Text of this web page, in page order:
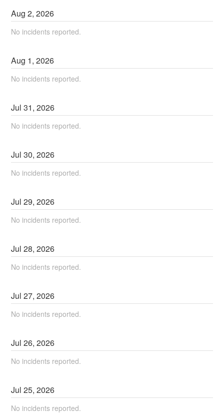
Aug2,2026
No incidents reported.
Aug 1,2026
No incidents reported.
Jul31,2026
No incidents reported.
Jul30,2026
No incidents reported.
Jul29,2026
No incidents reported.
Jul28,2026
No incidents reported.
Jul27,2026
No incidents reported.
Jul26,2026
No incidents reported.
Jul25,2026
No incidents reported.